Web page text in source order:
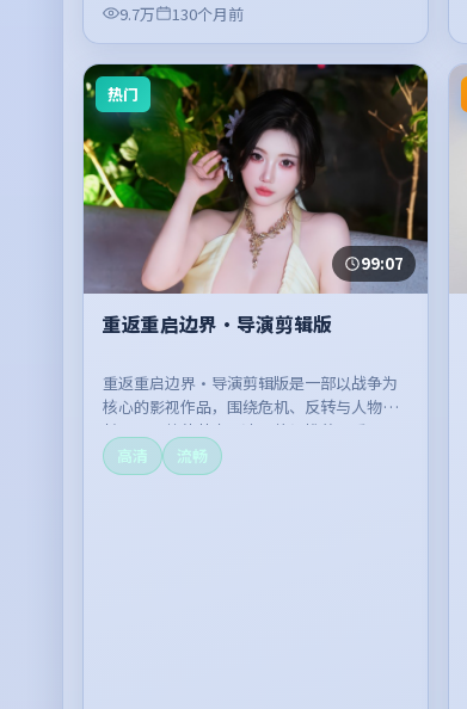
9.7万
130个月前
热门
99:07
重返重启边界·导演剪辑版
重返重启边界·导演剪辑版是一部以战争为
核心的影视作品，围绕危机、反转与人物成
长展开，整体节奏紧凑，值得推荐观看。
高清
流畅